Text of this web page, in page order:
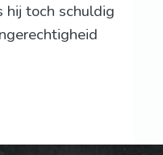
hij toch schuldig